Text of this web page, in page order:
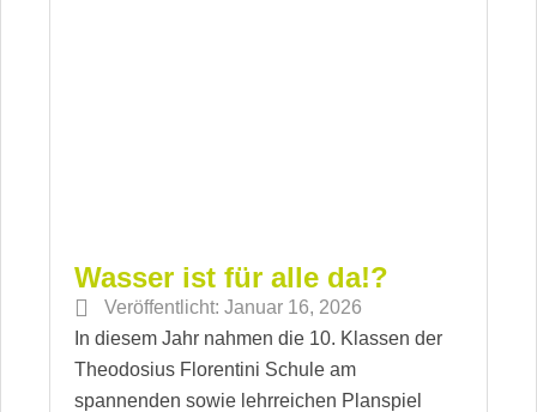
Wasser ist für alle da!?
Veröffentlicht: Januar 16, 2026
In diesem Jahr nahmen die 10. Klassen der
Theodosius Florentini Schule am
spannenden sowie lehrreichen Planspiel